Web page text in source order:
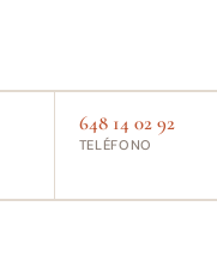
648 14 02 92
TELÉFONO